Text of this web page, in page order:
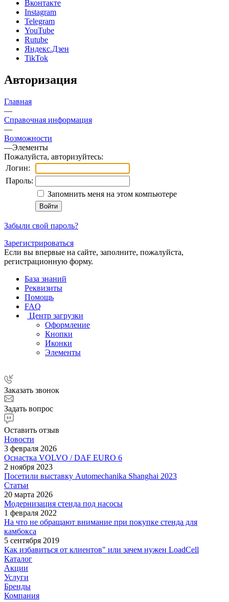
Вконтакте
Instagram
Telegram
YouTube
Rutube
Яндекс.Дзен
TikTok
Авторизация
Главная
—
Справочная информация
—
Возможности
—Элементы
Пожалуйста, авторизуйтесь:
Логин:
Пароль:
Запомнить меня на этом компьютере
Забыли свой пароль?
Зарегистрироваться
Если вы впервые на сайте, заполните, пожалуйста,
регистрационную форму.
База знаний
Реквизиты
Помощь
FAQ
Центр загрузки
Оформление
Кнопки
Иконки
Элементы
Заказать звонок
Задать вопрос
Оставить отзыв
Новости
3 февраля 2026
Оснастка VOLVO / DAF EURO 6
2 ноября 2023
Посетили выставку Automechanika Shanghai 2023
Статьи
20 марта 2026
Модернизация стенда под насосы
1 февраля 2022
На что не обращают внимание при покупке стенда для
камбокса
5 сентября 2019
Как избавиться от клиентов" или зачем нужен LoadCell
Каталог
Акции
Услуги
Бренды
Компания